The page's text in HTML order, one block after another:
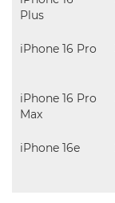
d
g
m
i
i
Plus
iPhone 16 Pro
iPhone 16 Pro
Max
iPhone 16e